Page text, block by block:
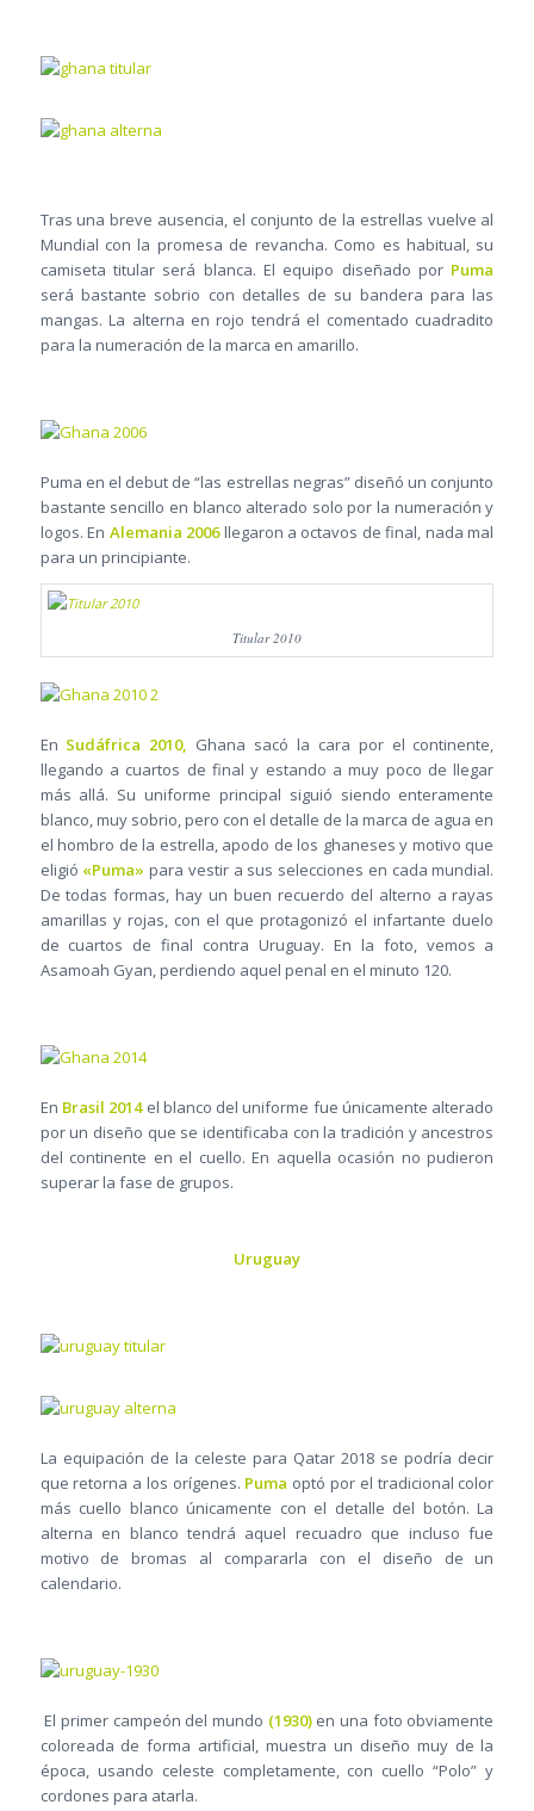
Tras una breve ausencia, el conjunto de la estrellas vuelve al
Mundial con la promesa de revancha. Como es habitual, su
camiseta titular será blanca. El equipo diseñado por Puma
será bastante sobrio con detalles de su bandera para las
mangas. La alterna en rojo tendrá el comentado cuadradito
para la numeración de la marca en amarillo.
Puma en el debut de “las estrellas negras” diseñó un conjunto
bastante sencillo en blanco alterado solo por la numeración y
logos. En Alemania 2006llegaron a octavos de final, nada mal
para un principiante.
Titular 2010
En Sudáfrica 2010, Ghana sacó la cara por el continente,
llegando a cuartos de final y estando a muy poco de llegar
más allá. Su uniforme principal siguió siendo enteramente
blanco, muy sobrio, pero con el detalle de la marca de agua en
el hombro de la estrella, apodo de los ghaneses y motivo que
eligió «Puma» para vestir a sus selecciones en cada mundial.
De todas formas, hay un buen recuerdo del alterno a rayas
amarillas y rojas, con el que protagonizó el infartante duelo
de cuartos de final contra Uruguay. En la foto, vemos a
Asamoah Gyan, perdiendo aquel penal en el minuto 120.
En Brasil 2014el blanco del uniforme fue únicamente alterado
por un diseño que se identificaba con la tradición y ancestros
del continente en el cuello. En aquella ocasión no pudieron
superar la fase de grupos.
Uruguay
La equipación de la celeste para Qatar 2018 se podría decir
que retorna a los orígenes. Puma optó por el tradicional color
más cuello blanco únicamente con el detalle del botón. La
alterna en blanco tendrá aquel recuadro que incluso fue
motivo de bromas al compararla con el diseño de un
calendario.
El primer campeón del mundo (1930) en una foto obviamente
coloreada de forma artificial, muestra un diseño muy de la
época, usando celeste completamente, con cuello “Polo” y
cordones para atarla.